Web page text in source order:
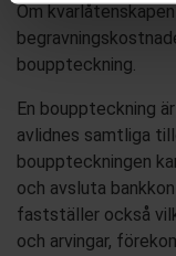
Om
bouppteckning.
En bouppteckning
avlidnes samtliga
bouppteckningen
och avsluta
fastställer också
och arvingar,